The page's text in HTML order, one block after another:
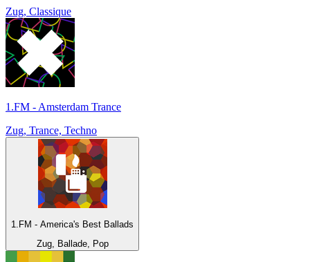
Zug, Classique
1.FM - Amsterdam Trance
Zug, Trance, Techno
1.FM - America's Best Ballads
Zug, Ballade, Pop